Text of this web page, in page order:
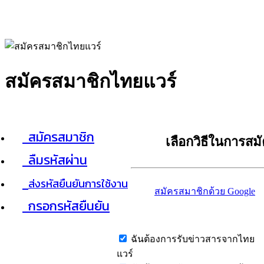
สมัครสมาชิกไทยแวร์
สมัครสมาชิก
ลืมรหัสผ่าน
ส่งรหัสยืนยันการใช้งาน
กรอกรหัสยืนยัน
เลือกวิธีในการส
สมัครสมาชิกด้วย Google
ฉันต้องการรับข่าวสารจากไทย
แวร์